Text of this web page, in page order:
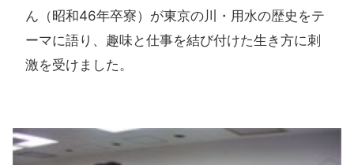
ん（昭和46年卒寮）が東京の川・用水の歴史をテ
ーマに語り、趣味と仕事を結び付けた生き方に刺
激を受けました。